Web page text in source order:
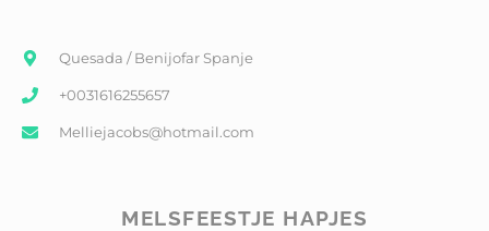
Quesada / Benijofar Spanje
+0031616255657
Melliejacobs@hotmail.com
MELSFEESTJE HAPJES